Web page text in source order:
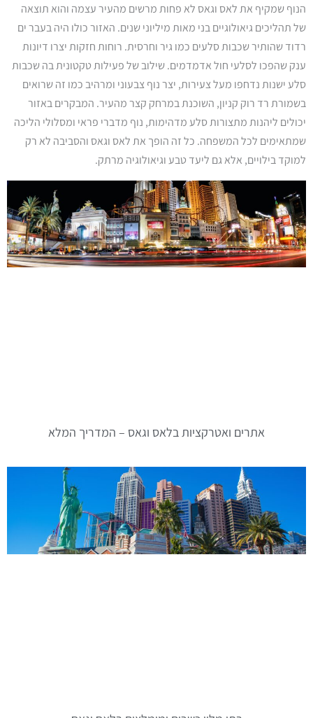
הנוף שמקיף את לאס וגאס לא פחות מרשים מהעיר עצמה והוא תוצאה
של תהליכים גיאולוגיים בני מאות מיליוני שנים. האזור כולו היה בעבר ים
רדוד שהותיר שכבות סלעים כמו גיר וחרסית. רוחות חזקות יצרו דיונות
ענק שהפכו לסלעי חול אדמדמים. שילוב של פעילות טקטונית בה שכבות
סלע ישנות נדחפו מעל צעירות, יצר נוף צבעוני ומרהיב כמו זה שרואים
בשמורת רד רוק קניון, השוכנת במרחק קצר מהעיר. המבקרים באזור
יכולים ליהנות מתצורות סלע מדהימות, נוף מדברי פראי ומסלולי הליכה
שמתאימים לכל המשפחה. כל זה הופך את לאס וגאס והסביבה לא רק
למוקד בילויים, אלא גם ליעד טבע וגיאולוגיה מרתק.
אתרים ואטרקציות בלאס וגאס – המדריך המלא